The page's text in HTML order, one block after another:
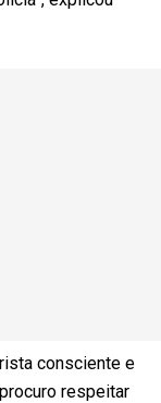
consciente e
respeitar